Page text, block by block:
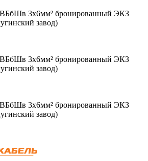
ВБбШв 3x6мм² бронированный ЭКЗ
завод)
ВБбШв 3x6мм² бронированный ЭКЗ
завод)
ВБбШв 3x6мм² бронированный ЭКЗ
завод)